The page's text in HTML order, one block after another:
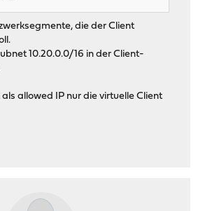
die der Client
10.20.0.0/16 in der Client-
allowed IP nur die virtuelle Client